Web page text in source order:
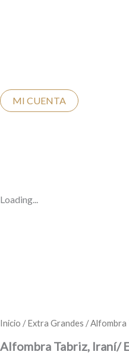
MI CUENTA
Loading...
Inicio /Extra Grandes / Alfombra
Alfombra Tabriz, Iraní/